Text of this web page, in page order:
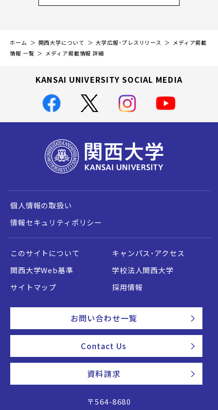
ホーム 関西大学について 大学広報・プレスリリース
メディア掲載
情報 一覧
メディア掲載情報 詳細
KANSAI UNIVERSITY SOCIAL MEDIA
個人情報の取扱い
情報セキュリティポリシー
このサイトについて
キャンパス・アクセス
関西大学Web基準
学校法人関西大学
サイトマップ
採用情報
お問い合わせ一覧
Contact Us
資料請求
〒564-8680